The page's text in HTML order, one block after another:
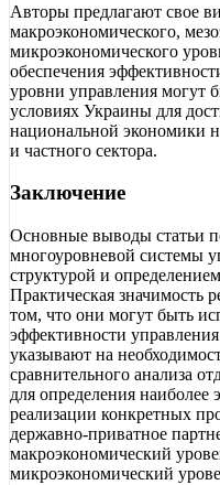
Авторы предлагают свое
макроэкономического,
микроэкономического
обеспечения
уровни управления могут
условиях Украины для
национальной экономики
и частного сектора.
Заключение
Основные выводы статьи
многоуровневой системы
структурой и
Практическая значимость
том, что они могут быть
эффективности
указывают на
сравнительного анализа
для определения
реализации конкретных
державно-приватное
макроэкономический
микроэкономический